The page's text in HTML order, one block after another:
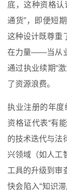
底，这种资格认
通货”，即便短
这种设计既尊重
在力量——当从
通过执业续期“
了资源浪费。
执业注册的年度
资格证代表“有
的技术迭代与法
兴领域（如人工
工具的升级到审
快会陷入“知识